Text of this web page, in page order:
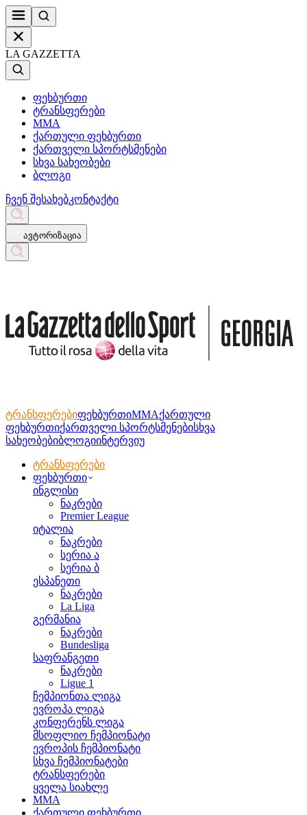
LA GAZZETTA
ფეხბურთი
ტრანსფერები
MMA
ქართული ფეხბურთი
ქართველი სპორტსმენები
სხვა სახეობები
ბლოგი
ჩვენ შესახებკონტაქტი
ავტორიზაცია
ტრანსფერებიფეხბურთიMMAქართული
ფეხბურთიქართველი სპორტსმენებისხვა
სახეობებიბლოგიინტერვიუ
ტრანსფერები
ფეხბურთი
ინგლისი
ნაკრები
Premier League
იტალია
ნაკრები
სერია ა
სერია ბ
ესპანეთი
ნაკრები
La Liga
გერმანია
ნაკრები
Bundesliga
საფრანგეთი
ნაკრები
Ligue 1
ჩემპიონთა ლიგა
ევროპა ლიგა
კონფერენს ლიგა
მსოფლიო ჩემპიონატი
ევროპის ჩემპიონატი
სხვა ჩემპიონატები
ტრანსფერები
ყველა სიახლე
MMA
ქართული ფეხბურთი